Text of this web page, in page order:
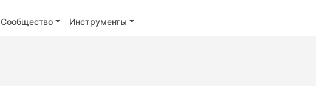
Сообщество Инструменты